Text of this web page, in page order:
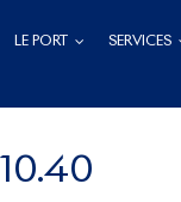
LE PORT SERVICES